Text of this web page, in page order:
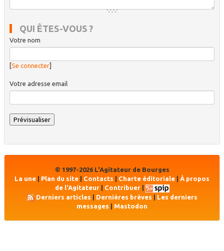
QUI ÊTES-VOUS ?
Votre nom
Se connecter]
Votre adresse email
© 1997-2026 L'Agitateur de Bourges
La une
Plan du site Contacts Charte éditoriale
À propos
de l'Agitateur| Contribuer|
Derniers articles | Dernières brèves | Les derniers
messages
Mastodon